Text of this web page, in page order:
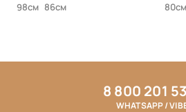
98см 86см
80см
8 800 201
WHATSAPP /